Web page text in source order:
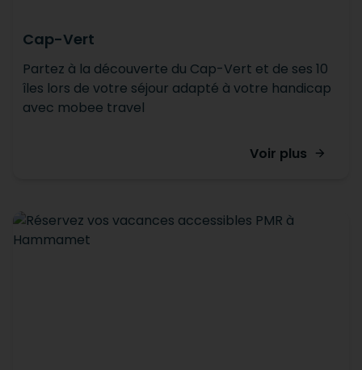
Cap-Vert
Partez à la découverte du Cap-Vert et de ses 10
îles lors de votre séjour adapté à votre handicap
avec mobee travel
Voir plus